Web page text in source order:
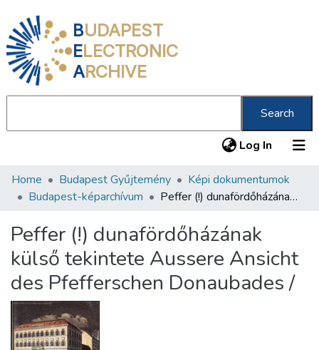
BUDAPEST
ELECTRONIC
ARCHIVE
Search
Log In (current)
Communities & Collections
Statistics
About us
Home Budapest Gyűjtemény
Képi dokumentumok
Budapest-képarchívum
Peffer (!) dunafördőházának külső tekintete Aussere Ansicht des Pfefferschen Donaubades /
Peffer (!) dunafördőházának
külső tekintete Aussere Ansicht
des Pfefferschen Donaubades /